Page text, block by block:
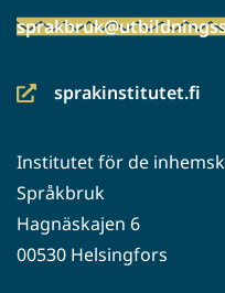
sprakinstitutet.fi
(siirryt
palveluun)
Institutet för de
Språkbruk
Hagnäskajen 6
00530 Helsingfors